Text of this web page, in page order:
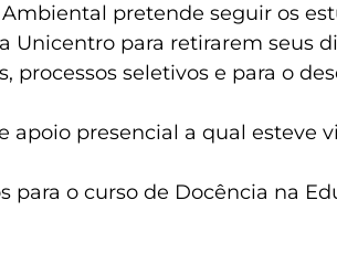
pretende seguir os
para retirarem seus
seletivos e para o
presencial a qual esteve
para o curso de Docência na